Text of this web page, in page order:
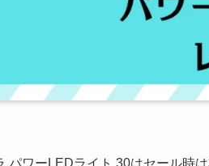
パワーLEDライト 30はセール時